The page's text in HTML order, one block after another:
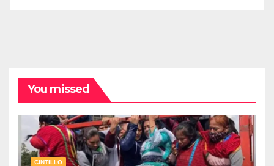
You missed
CINTILLO